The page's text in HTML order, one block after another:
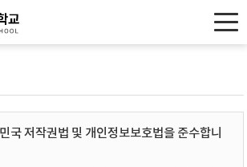
국 저작권법 및 개인정보보호법을 준수합니